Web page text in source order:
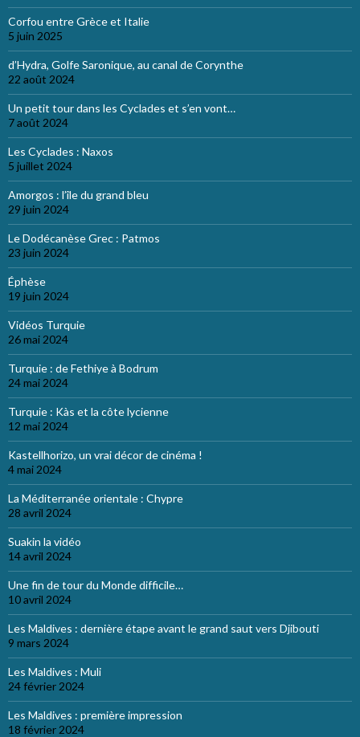
Corfou entre Grèce et Italie
5 juin 2025
d’Hydra, Golfe Saronique, au canal de Corynthe
22 août 2024
Un petit tour dans les Cyclades et s’en vont…
7 août 2024
Les Cyclades : Naxos
5 juillet 2024
Amorgos : l’île du grand bleu
29 juin 2024
Le Dodécanèse Grec : Patmos
23 juin 2024
Éphèse
19 juin 2024
Vidéos Turquie
26 mai 2024
Turquie : de Fethiye à Bodrum
24 mai 2024
Turquie : Kàs et la côte lycienne
12 mai 2024
Kastellhorizo, un vrai décor de cinéma !
4 mai 2024
La Méditerranée orientale : Chypre
28 avril 2024
Suakin la vidéo
14 avril 2024
Une fin de tour du Monde difficile…
10 avril 2024
Les Maldives : dernière étape avant le grand saut vers Djibouti
9 mars 2024
Les Maldives : Muli
24 février 2024
Les Maldives : première impression
18 février 2024